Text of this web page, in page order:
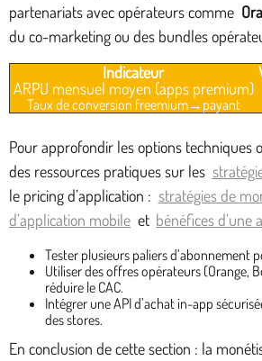
partenariats avec opérateurs comme
du co-marketing ou des bundles
Indicateur
ARPU mensuel moyen (apps premium)
Taux de conversion freemium→payant
Pour approfondir les options techniques
des ressources pratiques sur les
le pricing d’application : stratégies de
d’application mobile et bénéfices d’une
Tester plusieurs paliers d’abonnement
Utiliser des offres opérateurs (Orange,
réduire le CAC.
Intégrer une API d’achat in-app
des stores.
En conclusion de cette section : la